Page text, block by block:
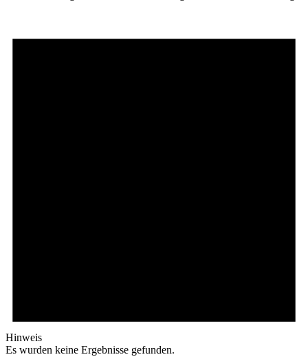
Hinweis
Es wurden keine Ergebnisse gefunden.